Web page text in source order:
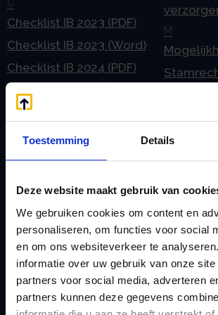
Toestemming Details
Deze website maakt gebruik van
We gebruiken cookies om content en
personaliseren, om functies voor social
en om ons websiteverkeer te
informatie over uw gebruik van onze site
partners voor social media, adverteren
partners kunnen deze gegevens
C
Checklist IB 2023 (PDF)
Checklist IB 2023 (Word)
Checklist IB 2024 (PDF)
Checklist IB 2024 (Word)
Checklist IB 2025 (PDF)
Checklist IB 2025 (Word)
Contact
eHerkenning voor uw
Stamrecht BV
Emigratie
Emigratie Pensioen BV
Fiscale waardering
M